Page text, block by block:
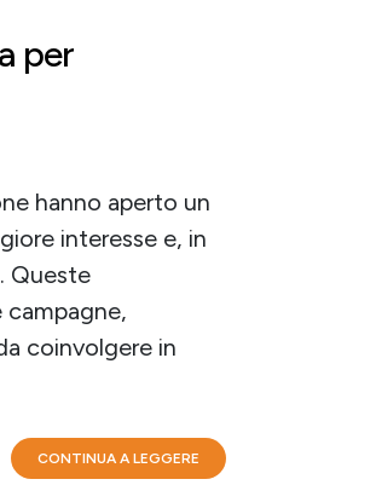
per
hanno aperto un
interesse e, in
Queste
coinvolgere in
CONTINUA A LEGGERE